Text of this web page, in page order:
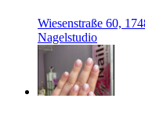
Wiesenstraße 60,
Nagelstudio